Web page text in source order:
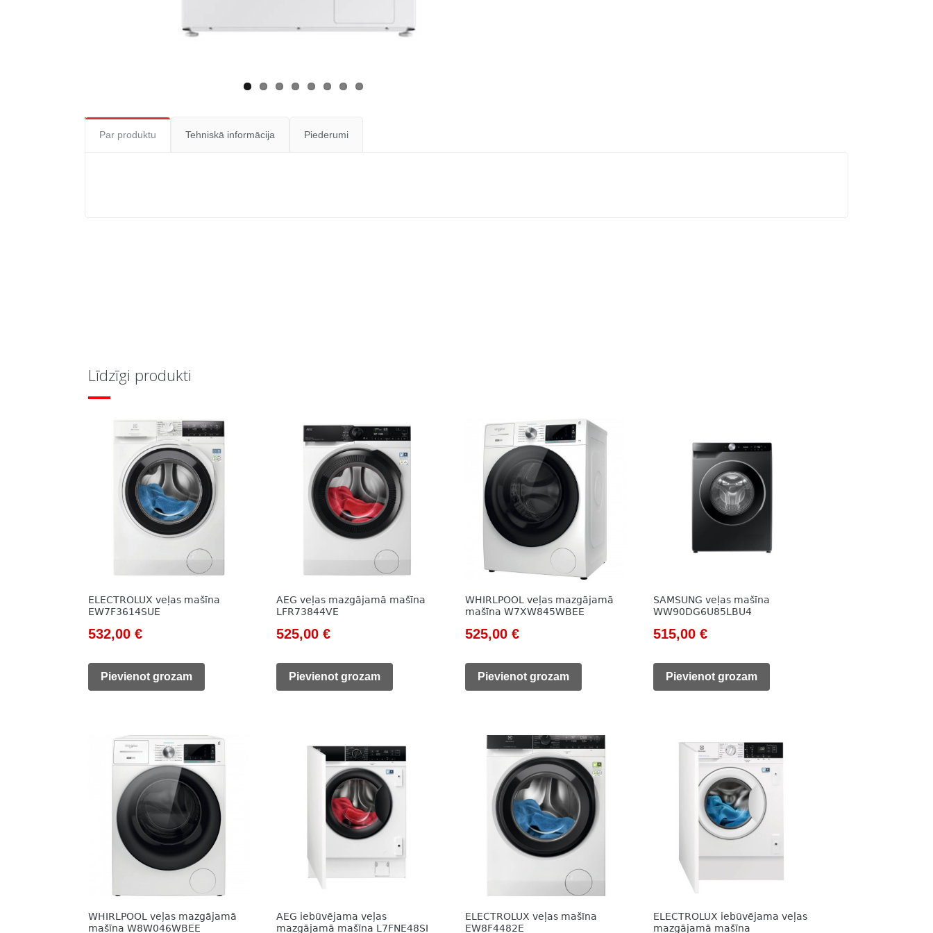
Par produktu Tehniskā informācija Piederumi
Līdzīgi produkti
ELECTROLUX veļas mašīna
EW7F3614SUE
Original
was:
532,00 €Current
is:
Pievienot grozam
AEG veļas mazgājamā mašīna
LFR73844VE
Original
was:
525,00€Current
is:
Pievienot grozam
WHIRLPOOL veļas mazgājamā
mašīna W7XW845WBEE
Original
was:
525,00 €Current
is:
Pievienot grozam
SAMSUNG veļas mašīna
WW90DG6U85LBU4
Original
was:
515,00€Current
is:
Pievienot grozam
WHIRLPOOL veļas mazgājamā
mašīna W8W046WBEE
AEG iebūvējama veļas
mazgājamā mašīna L7FNE48SI
ELECTROLUX veļas mašīna
EW8F4482E
ELECTROLUX iebūvējama veļas
mazgājamā mašīna